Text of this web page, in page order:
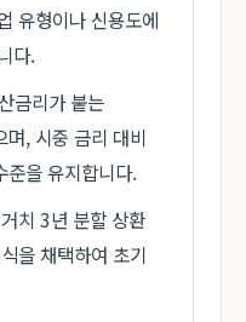
유형이나 신용도에
다.
금리가 붙는
며, 시중 금리 대비
을 유지합니다.
치 3년 분할 상환
을 채택하여 초기